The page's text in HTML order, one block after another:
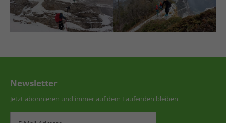
Newsletter
Jetzt abonnieren und immer auf dem Laufenden bleiben